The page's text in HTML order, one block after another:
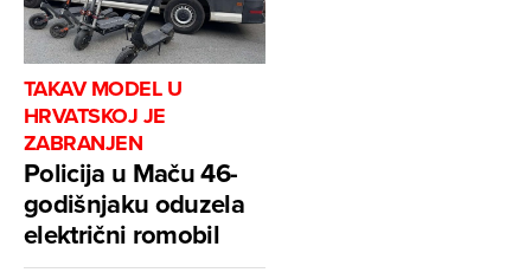
TAKAV MODEL U
HRVATSKOJ JE
ZABRANJEN
Policija u Maču 46-
godišnjaku oduzela
električni romobil